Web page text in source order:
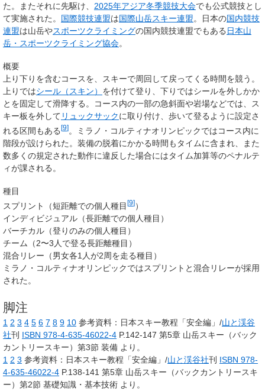
た。またそれに先駆け、 2025年アジア冬季競技大会でも公式競技とし
て実施された。 国際競技連盟は国際山岳スキー連盟。日本の国内競技
連盟は山岳やスポーツクライミングの国内競技連盟でもある 日本山
岳・スポーツクライミング協会。
概要
上り下りを含むコースを、スキーで周回して戻ってくる時間を競う。
上りではシール（スキン） を付けて登り、下りではシールを外しかか
とを固定して滑降する。コース内の一部の急斜面や岩場などでは、ス
キー板を外して リュックサックに取り付け、歩いて登るように設定さ
れる区間もある [9] 。ミラノ・コルティナオリンピックではコース内に
階段が設けられた。装備の脱着にかかる時間もタイムに含まれ、また
数多くの規定された動作に違反した場合にはタイム加算等のペナルテ
ィが課される。
種目
スプリント（短距離での個人種目 [9] ）
インディビジュアル（長距離での個人種目）
バーチカル（登りのみの個人種目）
チーム（2〜3人で登る長距離種目）
混合リレー（男女各1人が2周を走る種目）
ミラノ・コルティナオリンピックではスプリントと混合リレーが採用
された。
脚注
1 2 3 4 5 6 7 8 9 10 参考資料：日本スキー教程「安全編」/山と渓谷
社刊 ISBN 978-4-635-46022-4 P.142-147 第5章 山岳スキー（バック
カントリースキー）第3節 装備 より。
1 2 3 参考資料：日本スキー教程「安全編」/山と渓谷社刊 ISBN 978-
4-635-46022-4 P.138-141 第5章 山岳スキー（バックカントリースキ
ー）第2節 基礎知識・基本技術 より。